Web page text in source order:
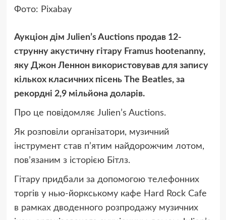
Фото: Pixabay
Аукціон дім Julien’s Auctions продав 12-
струнну акустичну гітару Framus hootenanny,
яку Джон Леннон використовував для запису
кількох класичних пісень The Beatles, за
рекордні 2,9 мільйона доларів.
Про це повідомляє Julien’s Auctions.
Як розповіли організатори, музичний
інструмент став п’ятим найдорожчим лотом,
пов’язаним з історією Бітлз.
Гітару придбали за допомогою телефонних
торгів у нью-йоркському кафе Hard Rock Cafe
в рамках дводенного розпродажу музичних